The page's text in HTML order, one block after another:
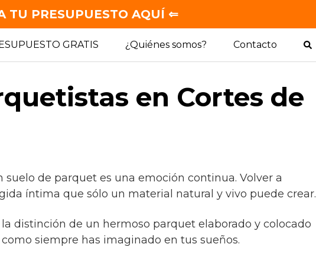
GRATIS ¿Quiénes somos? Contacto
en Cortes de
de parquet es una emoción continua. Volver a
íntima que sólo un material natural y vivo puede crear.
distinción de un hermoso parquet elaborado y colocado
como siempre has imaginado en tus sueños.
TU PRESUPUESTO AQUÍ ⇐